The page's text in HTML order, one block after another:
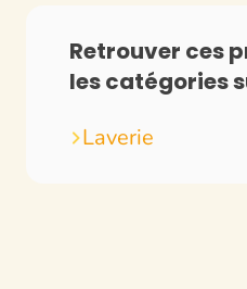
Retrouver ces
les catégories
Laverie